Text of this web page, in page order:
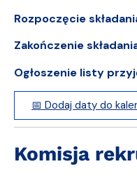
Rozpoczęcie
Zakończenie
Ogłoszenie listy
📅 Dodaj daty do
Komisja